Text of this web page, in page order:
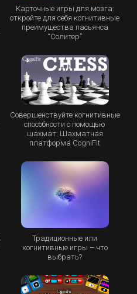
Карточные игры для мозга:
откройте для себя когнитивные
преимущества пасьянса
“Cолитер”
Совершенствуйте когнитивные
способности с помощью
шахмат: Шахматная
платформа CogniFit
Традиционные или
когнитивные игры – что
выбрать?